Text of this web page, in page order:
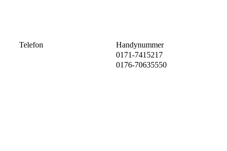
Telefon
Handynummer
0171-7415217
0176-70635550